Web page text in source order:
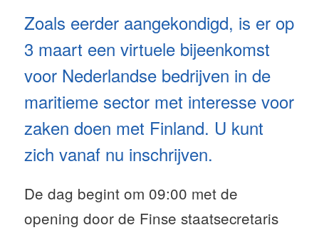
Zoals eerder aangekondigd, is er op
3 maart een virtuele bijeenkomst
voor Nederlandse bedrijven in de
maritieme sector met interesse voor
zaken doen met Finland. U kunt
zich vanaf nu inschrijven.
De dag begint om 09:00 met de
opening door de Finse staatsecretaris